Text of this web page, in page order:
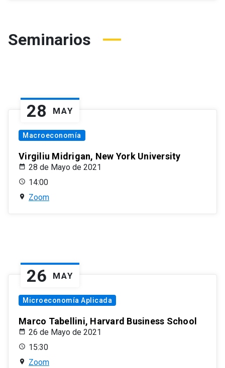
Seminarios
28 MAY
Macroeconomía
Virgiliu Midrigan, New York University
28 de Mayo de 2021
14:00
Zoom
26 MAY
Microeconomía Aplicada
Marco Tabellini, Harvard Business School
26 de Mayo de 2021
15:30
Zoom